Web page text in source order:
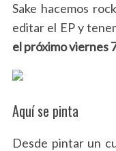
Sake hacemos
editar el EP y
el próximo viernes
Aquí se pinta
Desde pintar un